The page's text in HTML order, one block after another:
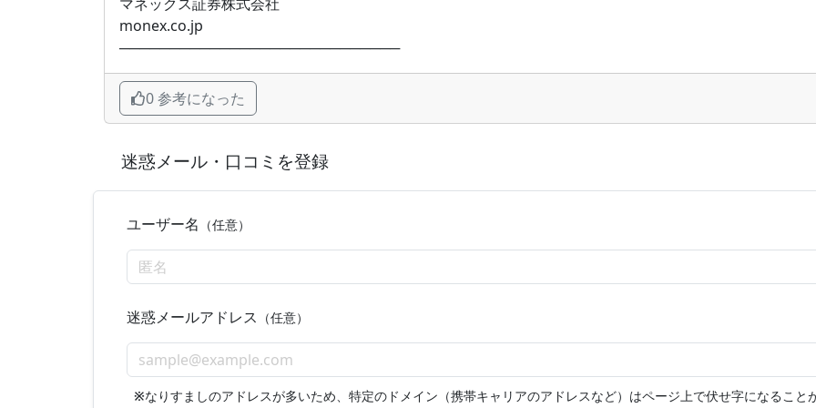
monex.co.jp
────────────────────────────
0 参考になった
迷惑メール・口コミを登録
ユーザー名 （任意）
迷惑メールアドレス （任意）
※なりすましのアドレスが多いため、特定のドメイン（携帯キャリアのアドレスなど）はページ上で伏せ字になること